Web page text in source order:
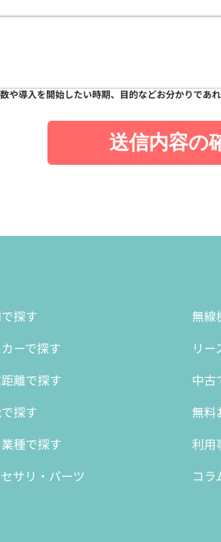
や導入を開始したい時期、目的などお分かりであ
送信内容の
探す
ーで探す
離で探す
探す
種で探す
サリ・パーツ
無線
リー
中古
無料
利用
コラ